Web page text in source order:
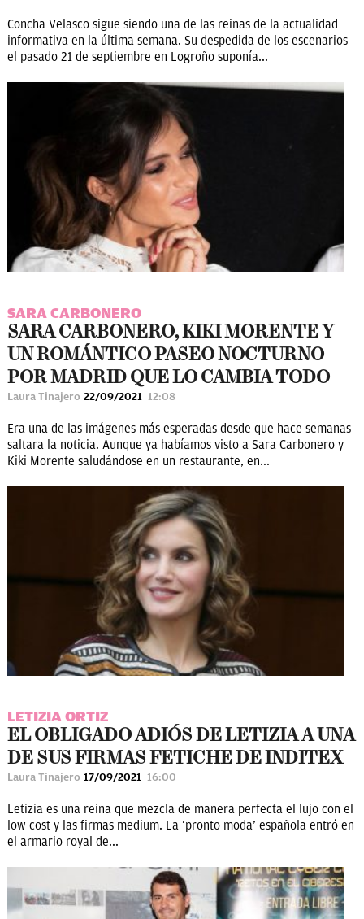
Concha Velasco sigue siendo una de las reinas de la actualidad
informativa en la última semana. Su despedida de los escenarios
el pasado 21 de septiembre en Logroño suponía...
SARA CARBONERO
SARA CARBONERO, KIKI MORENTE Y
UN ROMÁNTICO PASEO NOCTURNO
POR MADRID QUE LO CAMBIA TODO
Laura Tinajero 22/09/2021 12:08
Era una de las imágenes más esperadas desde que hace semanas
saltara la noticia. Aunque ya habíamos visto a Sara Carbonero y
Kiki Morente saludándose en un restaurante, en...
LETIZIA ORTIZ
EL OBLIGADO ADIÓS DE LETIZIA A UNA
DE SUS FIRMAS FETICHE DE INDITEX
Laura Tinajero 17/09/2021 16:00
Letizia es una reina que mezcla de manera perfecta el lujo con el
low cost y las firmas medium. La ‘pronto moda’ española entró en
el armario royal de...